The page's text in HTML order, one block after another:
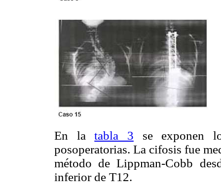
En latabla 3 se exponen
posoperatorias. La cifosis fue
método de Lippman-Cobb
inferior de T12.